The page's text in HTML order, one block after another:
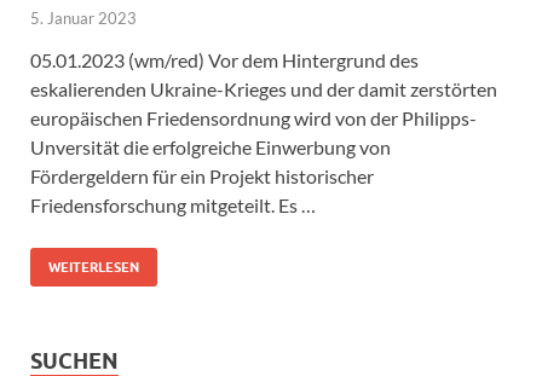
5. Januar 2023
05.01.2023 (wm/red) Vor dem Hintergrund des
eskalierenden Ukraine-Krieges und der damit zerstörten
europäischen Friedensordnung wird von der Philipps-
Unversität die erfolgreiche Einwerbung von
Fördergeldern für ein Projekt historischer
Friedensforschung mitgeteilt. Es …
WEITERLESEN
SUCHEN